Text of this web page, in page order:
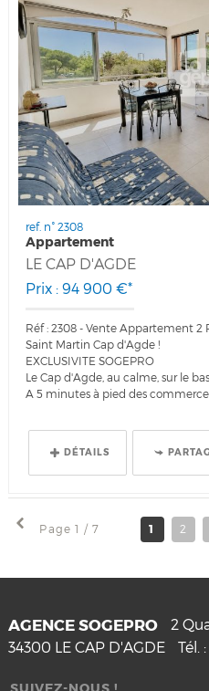
ref. n° 2308
Appartement
LE CAP D'AGDE
Prix : 94 900 €*
Réf : 2308 - Vente Appartement 2
Saint Martin Cap d'Agde !
EXCLUSIVITE SOGEPRO
Le Cap d'Agde, au calme, sur le
A 5 minutes à pied des
DÉTAILS
Page 1 / 7 1 2
AGENCE SOGEPRO
2
34300 LE CAP D'AGDE Tél. :